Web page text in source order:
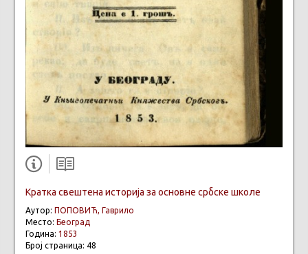
Кратка свештена историја за основне србске школе
Аутор: ПОПОВИЋ, Гаврило
Место: Београд
Година: 1853
Број страница: 48